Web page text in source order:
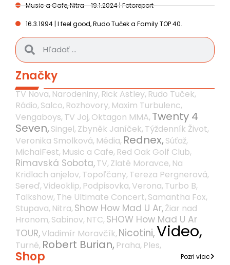
Music a Cafe, Nitra - 19.1.2024 | Fotoreport
16.3.1994 | I feel good, Rudo Tuček a Family TOP 40.
Značky
TV Nova, Narodeniny, Rick Astley, Rudo Tuček,
Rádio, Salco, Rozhovory, Maxim Turbulenc,
Vengaboys, TV Joj, Oktagon MMA, Twenty 4
Seven, Singel, Zbyněk Janíček, Týždenník Život,
Veronika Smolková, Média, Rednex, Súťaž,
MichalFest, Music a Cafe, Red Oak Golf Club,
Rimavská Sobota,TV, Zlaté Moravce, Na
Kridlach anjelov, Topoľčany, Tereza Pergnerová,
Sereď, Videoklip, Podpisovka, Verona, Turbo B,
Talkshow, The Ultimate Concert, Samantha Fox,
Stupava, Nitra, Show How Mad U Ar,Žiar nad
Hronom, Sabinov, NTC, SHOW How Mad U Ar
TOUR,Vladimír Moravčík, Nicotini,Video,
Turné, Robert Burian, Praha, Ples,
Shop Pozri viac